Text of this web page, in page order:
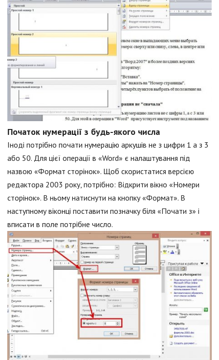
Початок нумерації з будь-якого числа
Іноді потрібно почати нумерацію аркушів не з цифри 1 а з 3
або 50. Для цієї операції в «Word» є налаштування під
назвою «Формат сторінок». Щоб скористатися версією
редактора 2003 року, потрібно: Відкрити вікно «Номери
сторінок». В ньому натиснути на кнопку «Формат». В
наступному віконці поставити позначку біля «Почати з» і
вписати в поле потрібне число.